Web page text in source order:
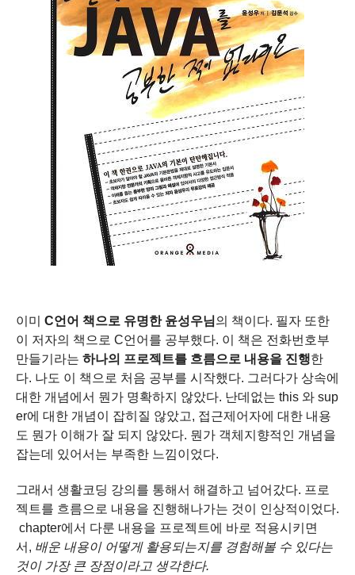
이미 C언어 책으로 유명한 윤성우님의 책이다. 필자 또한
이 저자의 책으로 C언어를 공부했다. 이 책은 전화번호부
만들기라는 하나의 프로젝트를 흐름으로 내용을 진행한
다. 나도 이 책으로 처음 공부를 시작했다. 그러다가 상속에
대한 개념에서 뭔가 명확하지 않았다. 난데없는 this 와 sup
er에 대한 개념이 잡히질 않았고, 접근제어자에 대한 내용
도 뭔가 이해가 잘 되지 않았다. 뭔가 객체지향적인 개념을
잡는데 있어서는 부족한 느낌이었다.
그래서 생활코딩 강의를 통해서 해결하고 넘어갔다. 프로
젝트를 흐름으로 내용을 진행해나가는 것이 인상적이었다.
chapter에서 다룬 내용을 프로젝트에 바로 적용시키면
서, 배운 내용이 어떻게 활용되는지를 경험해볼 수 있다는
것이 가장 큰 장점이라고 생각한다.